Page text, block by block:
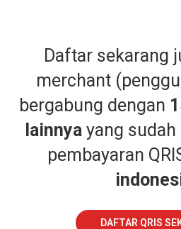
Daftar sekarang
merchant
bergabung dengan
lainnya yang
pembayaran
DAFTAR QRIS